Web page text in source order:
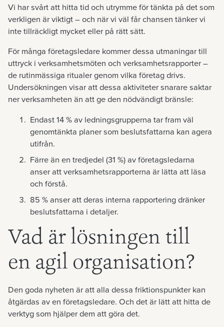
Vi har svårt att hitta tid och utrymme för tänkta på det som
verkligen är viktigt – och när vi väl får chansen tänker vi
inte tillräckligt mycket eller på rätt sätt.
För många företagsledare kommer dessa utmaningar till
uttryck i verksamhetsmöten och verksamhetsrapporter –
de rutinmässiga ritualer genom vilka företag drivs.
Undersökningen visar att dessa aktiviteter snarare saktar
ner verksamheten än att ge den nödvändigt bränsle:
Endast 14 % av ledningsgrupperna tar fram väl
genomtänkta planer som beslutsfattarna kan agera
utifrån.
Färre än en tredjedel (31 %) av företagsledarna
anser att verksamhetsrapporterna är lätta att läsa
och förstå.
85 % anser att deras interna rapportering dränker
beslutsfattarna i detaljer.
Vad är lösningen till
en agil organisation?
Den goda nyheten är att alla dessa friktionspunkter kan
åtgärdas av en företagsledare. Och det är lätt att hitta de
verktyg som hjälper dem att göra det.